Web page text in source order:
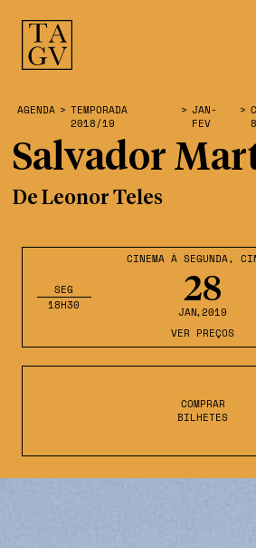
CINEMA À SEGUNDA,
28
JAN,2019
SEG
18H30
VER PREÇOS
COMPRAR
BILHETES
AGENDA > TEMPORADA
2018/19
> JAN-
FEV
>
8
Salvador
De Leonor Teles